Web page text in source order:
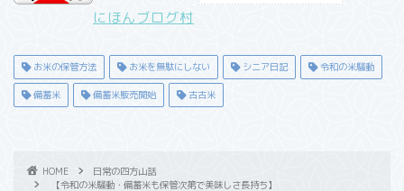
にほんブログ村
お米の保管方法 お米を無駄にしない シニア日記 令和の米騒動
備蓄米 備蓄米販売開始 古古米
HOME
日常の四方山話
【令和の米騒動・備蓄米も保管次第で美味しさ長持ち】